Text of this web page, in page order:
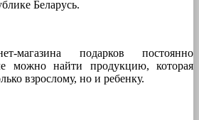
Беларусь.
магазина подарков постоянно
можно найти продукцию, которая
взрослому, но и ребенку.